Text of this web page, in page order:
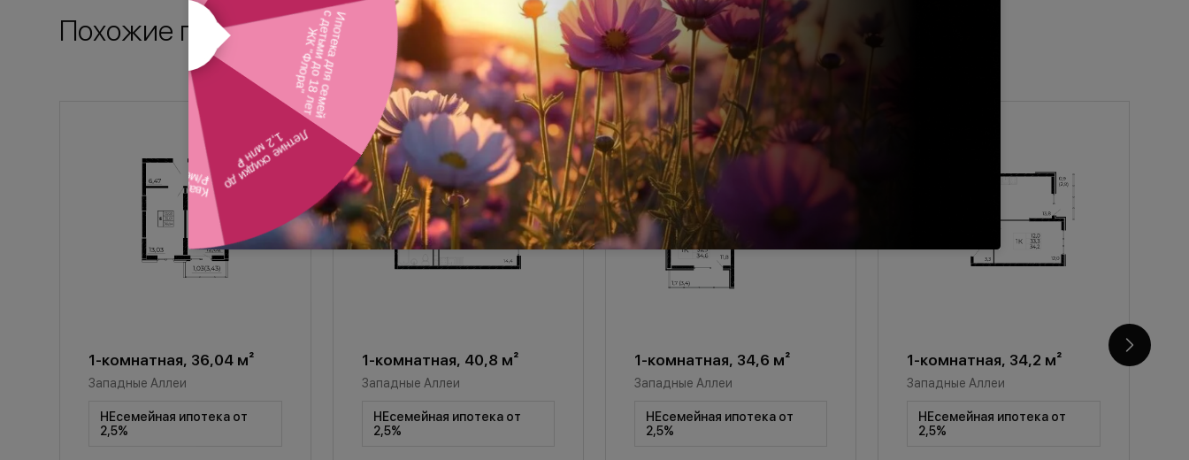
Похожие планировки
1-комнатная, 36,04 м²
Западные Аллеи
НЕсемейная ипотека от
2,5%
1-комнатная, 40,8 м²
Западные Аллеи
НЕсемейная ипотека от
2,5%
1-комнатная, 34,6 м²
Западные Аллеи
НЕсемейная ипотека от
2,5%
1-комнатная, 34,2 м²
Западные Аллеи
НЕсемейная ипотека от
2,5%